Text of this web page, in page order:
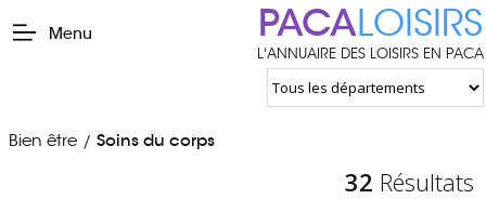
Menu PACALOISIRS
L'ANNUAIRE DES LOISIRS EN PACA
Bien être / Soins du corps
32 Résultats